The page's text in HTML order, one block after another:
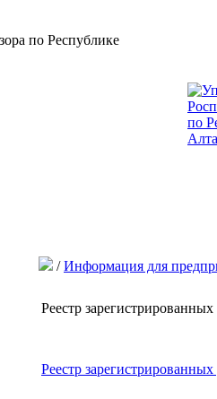
/Информация для
Реестр
Реестр